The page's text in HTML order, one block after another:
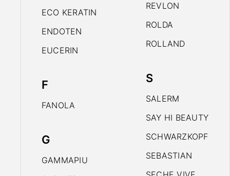
ECO KERATIN
ENDOTEN
EUCERIN
F
FANOLA
G
GAMMAPIU
REVLON
ROLDA
ROLLAND
S
SALERM
SAY HI BEAUTY
SCHWARZKOPF
SEBASTIAN